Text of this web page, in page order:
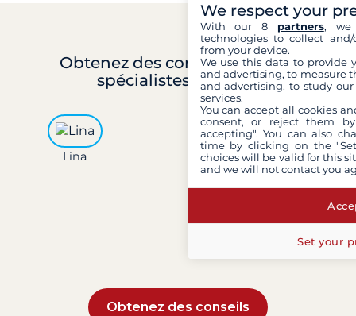
Obtenez des conseilsavec les
spécialistes Filovent
Lina Léa
Obtenez des conseils
We respect your
With our 8 partners, we
technologies to collect
from your device.
We use this data to provide
and advertising, to measure
and advertising, to study
services.
You can accept all cookies
consent, or reject them
accepting". You can also
time by clicking on the
choices will be valid for this
and we will not contact you
Set your